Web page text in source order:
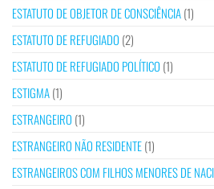
ESTATUTO DE OBJETOR DE CONSCIÊNCIA(1)
ESTATUTO DE REFUGIADO (2)
ESTATUTO DE REFUGIADO POLÍTICO (1)
ESTIGMA(1)
ESTRANGEIRO (1)
ESTRANGEIRO NÃO RESIDENTE(1)
ESTRANGEIROS COM FILHOS MENORES DE